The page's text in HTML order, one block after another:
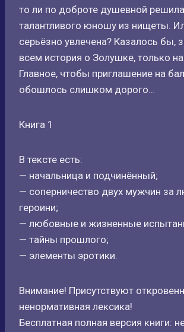
то ли по доброте душевной
талантливого юношу из нищеты.
серьёзно увлечена? Казалось бы,
всем история о Золушке, только
Главное, чтобы приглашение на
обошлось слишком дорого…
Книга 1
В тексте есть:
— начальница и подчинённый;
— соперничество двух мужчин за
героини;
— любовные и жизненные
— тайны прошлого;
— элементы эротики.
Внимание! Присутствуют
ненормативная лексика!
Бесплатная полная версия книги: